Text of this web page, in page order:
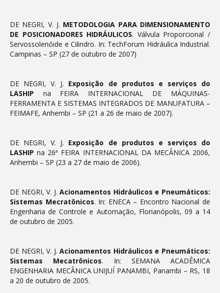
DE NEGRI, V. J. METODOLOGIA PARA DIMENSIONAMENTO
DE POSICIONADORES HIDRÁULICOS. Válvula Proporcional /
Servossolenóide e Cilindro. In: TechForum Hidráulica Industrial.
Campinas – SP (27 de outubro de 2007)
DE NEGRI, V. J. Exposição de produtos e serviços do
LASHIP na FEIRA INTERNACIONAL DE MÁQUINAS-
FERRAMENTA E SISTEMAS INTEGRADOS DE MANUFATURA –
FEIMAFE, Anhembi – SP (21 a 26 de maio de 2007).
DE NEGRI, V. J. Exposição de produtos e serviços do
LASHIP na 26ª FEIRA INTERNACIONAL DA MECÂNICA 2006,
Anhembi – SP (23 a 27 de maio de 2006).
DE NEGRI, V. J.Acionamentos Hidráulicos e Pneumáticos:
Sistemas Mecratônicos. In: ENECA – Encontro Nacional de
Engenharia de Controle e Automação, Florianópolis, 09 a 14
de outubro de 2005.
DE NEGRI, V. J.Acionamentos Hidráulicos e Pneumáticos:
Sistemas Mecatrônicos. In: SEMANA ACADÊMICA
ENGENHARIA MECÂNICA UNIJUÍ PANAMBI, Panambi – RS, 18
a 20 de outubro de 2005.